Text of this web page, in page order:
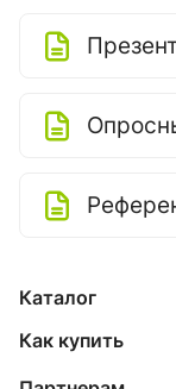
Каталог
Как купить